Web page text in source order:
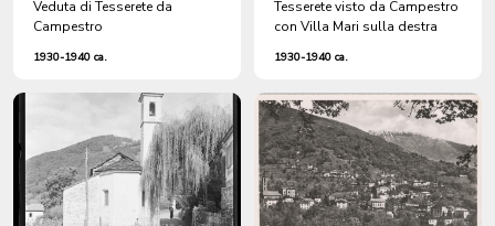
Veduta di Tesserete da
Campestro
1930-1940 ca.
Tesserete visto da Campestro
con Villa Mari sulla destra
1930-1940 ca.